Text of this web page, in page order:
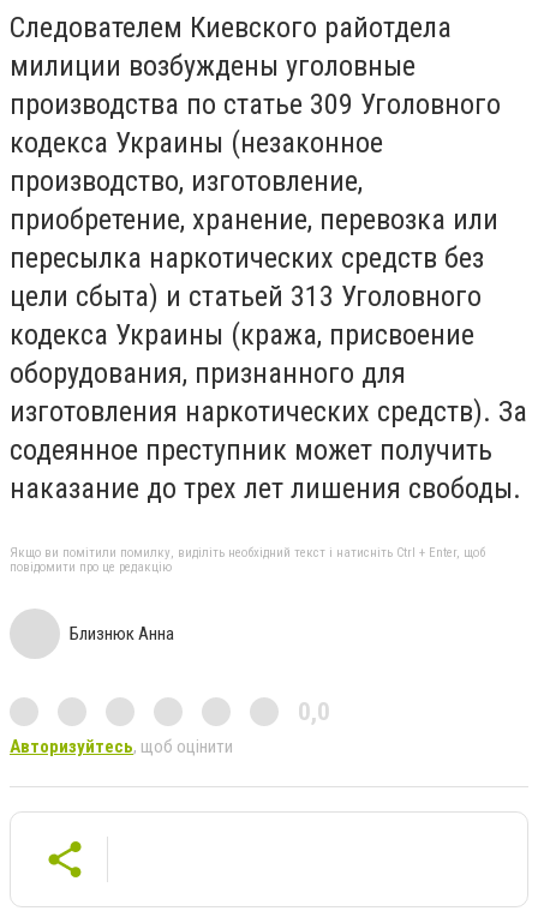
Следователем Киевского райотдела
милиции возбуждены уголовные
производства по статье 309 Уголовного
кодекса Украины (незаконное
производство, изготовление,
приобретение, хранение, перевозка или
пересылка наркотических средств без
цели сбыта) и статьей 313 Уголовного
кодекса Украины (кража, присвоение
оборудования, признанного для
изготовления наркотических средств). За
содеянное преступник может получить
наказание до трех лет лишения свободы.
Якщо ви помітили помилку, виділіть необхідний текст і натисніть Ctrl + Enter, щоб
повідомити про це редакцію
Близнюк Анна
0,0
Авторизуйтесь, щоб оцінити